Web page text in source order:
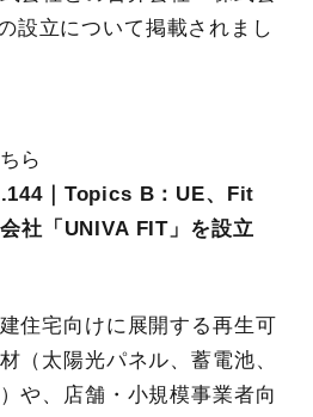
設立について掲載されまし
ら
｜Topics B：UE、Fit
社「UNIVA FIT」を設立
住宅向けに展開する再生可
（太陽光パネル、蓄電池、
や、店舗・小規模事業者向